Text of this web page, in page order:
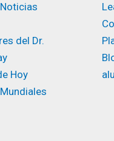
del Dr.
Hoy